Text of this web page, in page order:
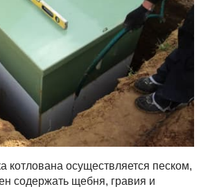
котлована осуществляется песком,
содержать щебня, гравия и